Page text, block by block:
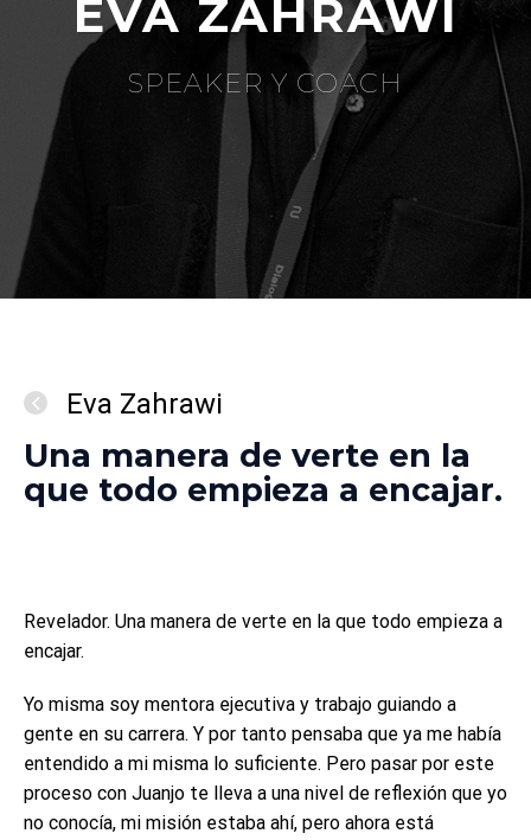
EVA ZAHRAWI
SPEAKER Y COACH
Eva Zahrawi
Una manera de verte en la
que todo empieza a encajar.
Revelador. Una manera de verte en la que todo empieza a
encajar.
Yo misma soy mentora ejecutiva y trabajo guiando a
gente en su carrera. Y por tanto pensaba que ya me había
entendido a mi misma lo suficiente. Pero pasar por este
proceso con Juanjo te lleva a una nivel de reflexión que yo
no conocía, mi misión estaba ahí, pero ahora está